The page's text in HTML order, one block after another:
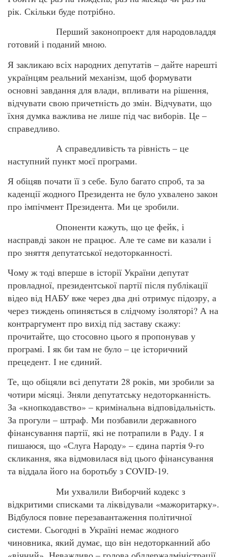
рік. Скільки буде потрібно.
Перший законопроект для народовладдя
готовий і поданий мною.
Я закликаю всіх народних депутатів – дайте нарешті
українцям реальний механізм, щоб формувати
основні завдання для влади, впливати на рішення,
відчувати свою причетність до змін. Відчувати, що
їхня думка важлива не лише під час виборів. Це –
справедливо.
А справедливість та рівність – це
наступний пункт моєї програми.
Я обіцяв почати її з себе. Було багато спроб, та за
каденції жодного Президента не було ухвалено закон
про імпічмент Президента. Ми це зробили.
Опоненти кажуть, що це фейк, і
насправді закон не працює. Але те саме ви казали і
про зняття депутатської недоторканності.
Чому ж тоді вперше в історії України депутат
провладної, президентської партії після публікації
відео від НАБУ вже через два дні отримує підозру, а
через тиждень опиняється в слідчому ізоляторі? А на
контраргумент про вихід під заставу скажу:
прочитайте, що стосовно цього я пропонував у
програмі. І як би там не було – це історичний
прецедент. І не єдиний.
Те, що обіцяли всі депутати 28 років, ми зробили за
чотири місяці. Зняли депутатську недоторканність.
За «кнопкодавство» – кримінальна відповідальність.
За прогули – штраф. Ми позбавили державного
фінансування партії, які не потрапили в Раду. І я
пишаюся, що «Слуга Народу» – єдина партія 9-го
скликання, яка відмовилася від цього фінансування
та віддала його на боротьбу з COVID-19.
Ми ухвалили Виборчий кодекс з
відкритими списками та ліквідували «мажоритарку».
Відбулося повне перезавантаження політичної
системи. Сьогодні в Україні немає жодного
чиновника, який думає, що він недоторканний або